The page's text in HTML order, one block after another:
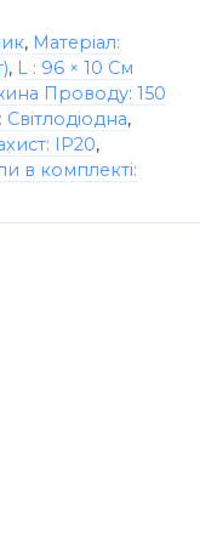
, Матеріал:
, L : 96 × 10 См
Проводу: 150
,
IP20,
в комплекті: